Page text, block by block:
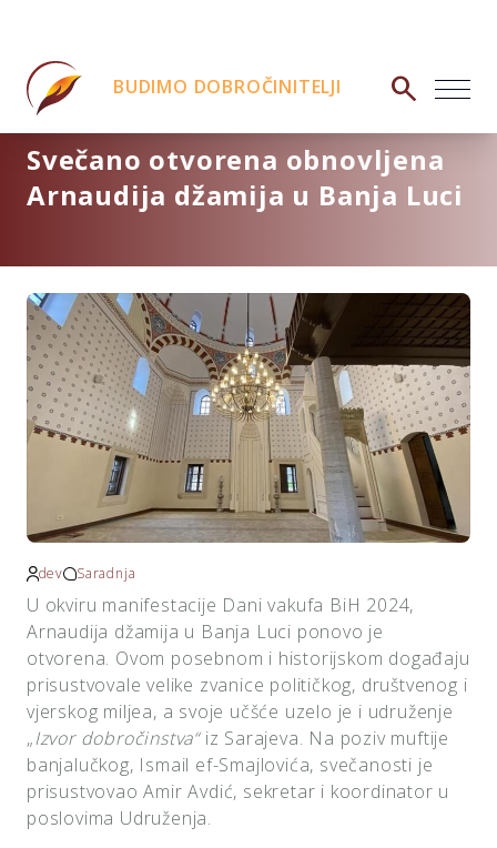
BUDIMO DOBROČINITELJI search
Svečano otvorena obnovljena
Arnaudija džamija u Banja Luci
dev Saradnja
U okviru manifestacije Dani vakufa BiH 2024,
Arnaudija džamija u Banja Luci ponovo je
otvorena. Ovom posebnom i historijskom događaju
prisustvovale velike zvanice političkog, društvenog i
vjerskog miljea, a svoje učšće uzelo je i udruženje
„Izvor dobročinstva“iz Sarajeva. Na poziv muftije
banjalučkog, Ismail ef-Smajlovića, svečanosti je
prisustvovao Amir Avdić, sekretar i koordinator u
poslovima Udruženja.